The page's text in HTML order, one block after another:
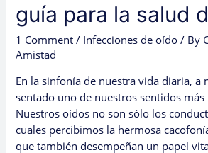
guía para la salud
1 Comment / Infecciones de oído / By
Amistad
En la sinfonía de nuestra vida diaria, a
sentado uno de nuestros sentidos
Nuestros oídos no son sólo los
cuales percibimos la hermosa
que también desempeñan un papel